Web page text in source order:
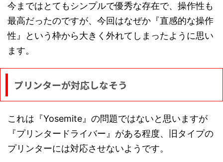
今まではとてもシンプルで優秀な存在で、操作性も
最高だったのですが、今回はなぜか『直感的な操作
性』という枠から大きく外れてしまったように思い
ます。
プリンターが対応しなそう
これは『Yosemite』の問題ではないと思いますが
『プリンタードライバー』がある程度、旧タイプの
プリンターには対応させないようです。